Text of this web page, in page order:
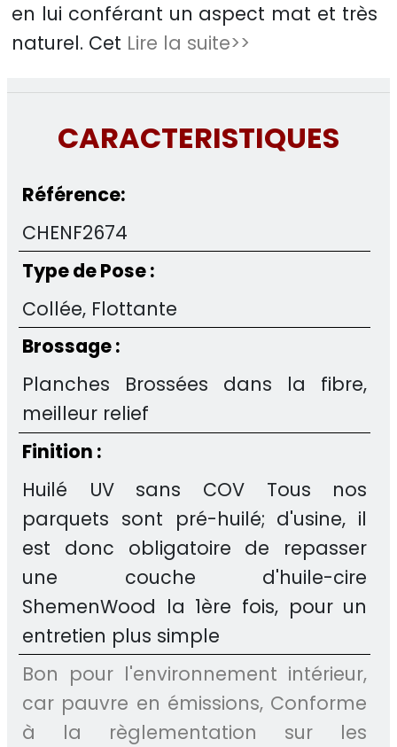
en lui conférant un aspect mat et très
naturel. Cet Lire la suite>>
CARACTERISTIQUES
Référence:
CHENF2674
Type de Pose :
Collée, Flottante
Brossage :
Planches Brossées dans la fibre,
meilleur relief
Finition :
Huilé UV sans COV Tous nos
parquets sont pré-huilé; d'usine, il
est donc obligatoire de repasser
une couche d'huile-cire
ShemenWood la 1ère fois, pour un
entretien plus simple
Bon pour l'environnement intérieur,
car pauvre en émissions, Conforme
à la règlementation sur les